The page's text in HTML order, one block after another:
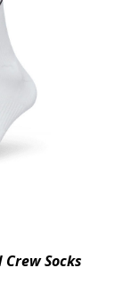
Socks